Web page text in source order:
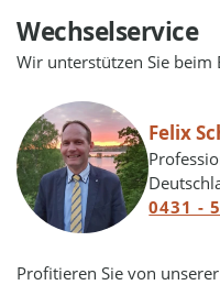
Wechselservice
Wir unterstützen Sie beim
Felix
0431 -
Profitieren Sie von